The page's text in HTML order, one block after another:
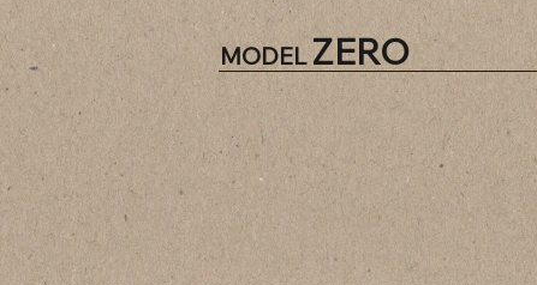
MODEL ZERO